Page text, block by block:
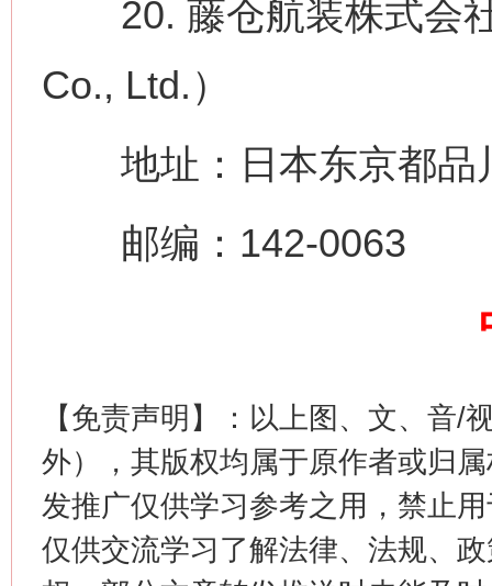
20. 藤仓航装株式会社
Co., Ltd.）
地址：日本东京都品
邮编：142-0063
【免责声明】：以上图、文、音/
外），其版权均属于原作者或归
发推广仅供学习参考之用，禁止
仅供交流学习了解法律、法规、
网上购药对药下症？
谢